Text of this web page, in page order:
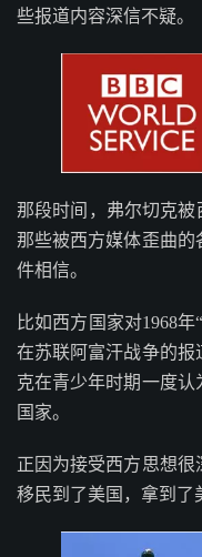
些报道内容深信不疑。
那段时间，弗尔切克
那些被西方媒体歪曲
件相信。
比如西方国家对1968
在苏联阿富汗战争的报
克在青少年时期一度
国家。
正因为接受西方思想
移民到了美国，拿到了